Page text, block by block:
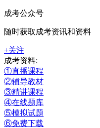
成考公众号
随时获取成考资讯和资料
+关注
成考资料:
①直播课程
②辅导教材
③精讲课程
④在线题库
⑤模拟试题
⑥免费下载